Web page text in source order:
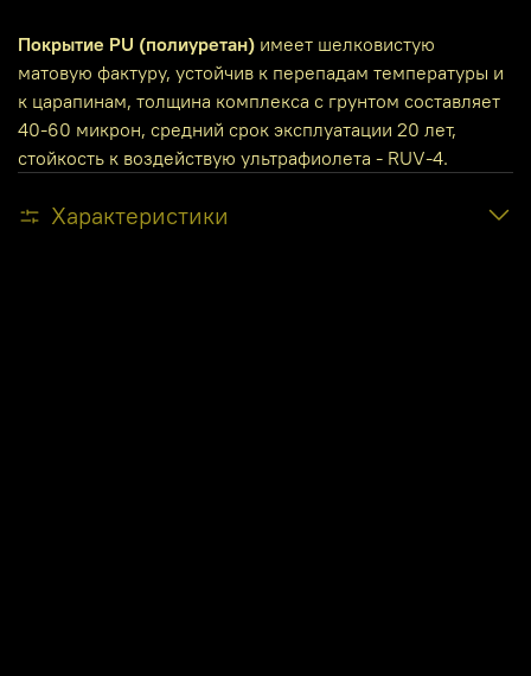
Покрытие PU (полиуретан) имеет шелковистую
матовую фактуру, устойчив к перепадам температуры и
к царапинам, толщина комплекса с грунтом составляет
40-60 микрон, средний срок эксплуатации 20 лет,
стойкость к воздействую ультрафиолета - RUV-4.
Характеристики